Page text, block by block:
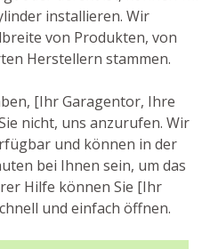
installieren. Wir
von Produkten, von
Herstellern stammen.
[Ihr Garagentor, Ihre
nicht, uns anzurufen. Wir
und können in der
bei Ihnen sein, um das
Hilfe können Sie [Ihr
und einfach öffnen.